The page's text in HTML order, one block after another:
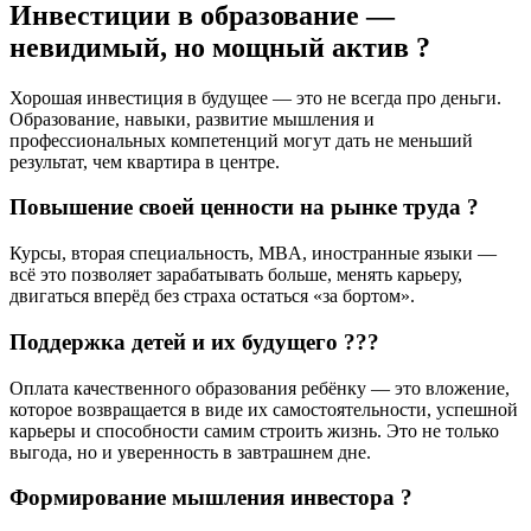
Инвестиции в образование —
невидимый, но мощный актив ?
Хорошая инвестиция в будущее — это не всегда про деньги.
Образование, навыки, развитие мышления и
профессиональных компетенций могут дать не меньший
результат, чем квартира в центре.
Повышение своей ценности на рынке труда ?
Курсы, вторая специальность, MBA, иностранные языки —
всё это позволяет зарабатывать больше, менять карьеру,
двигаться вперёд без страха остаться «за бортом».
Поддержка детей и их будущего ?‍?‍?
Оплата качественного образования ребёнку — это вложение,
которое возвращается в виде их самостоятельности, успешной
карьеры и способности самим строить жизнь. Это не только
выгода, но и уверенность в завтрашнем дне.
Формирование мышления инвестора ?